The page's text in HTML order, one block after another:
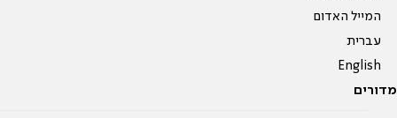
המייל האדום
עברית
English
מדורים